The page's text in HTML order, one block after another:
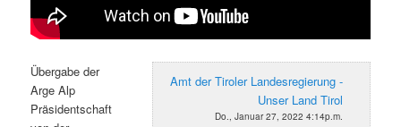
Amt der Tiroler Landesregierung -
Unser Land Tirol
Do., Januar 27, 2022 4:14p.m.
Übergabe der
Arge Alp
Präsidentschaft